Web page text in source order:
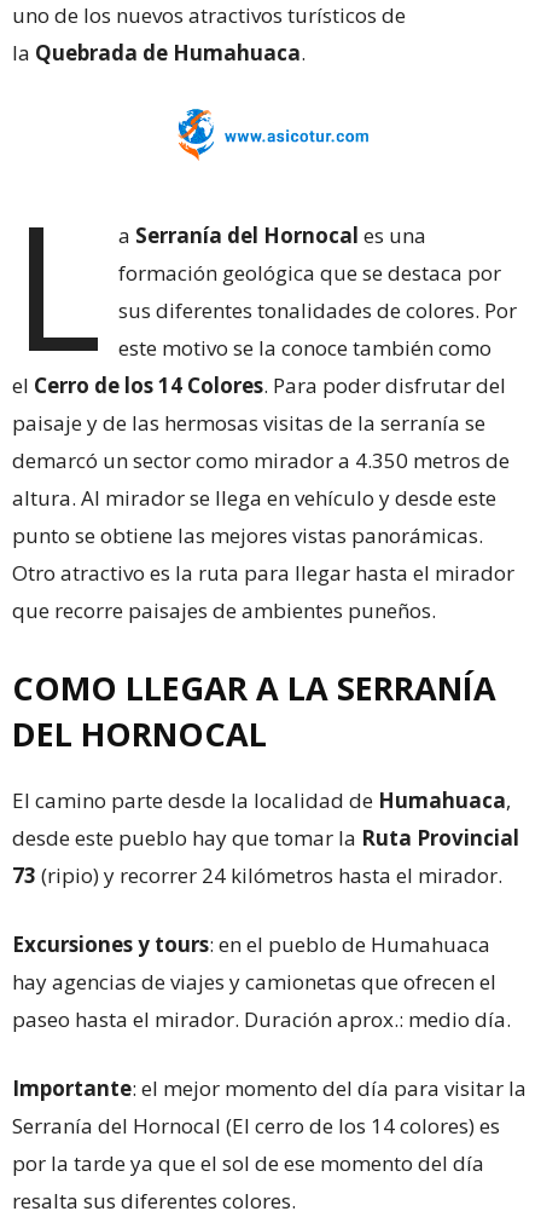
uno de los nuevos atractivos turísticos de
la Quebrada de Humahuaca.
L a Serranía del Hornocal es una
formación geológica que se destaca por
sus diferentes tonalidades de colores. Por
este motivo se la conoce también como
el Cerro de los 14 Colores. Para poder disfrutar del
paisaje y de las hermosas visitas de la serranía se
demarcó un sector como mirador a 4.350 metros de
altura. Al mirador se llega en vehículo y desde este
punto se obtiene las mejores vistas panorámicas.
Otro atractivo es la ruta para llegar hasta el mirador
que recorre paisajes de ambientes puneños.
COMO LLEGAR A LA SERRANÍA
DEL HORNOCAL
El camino parte desde la localidad de Humahuaca,
desde este pueblo hay que tomar la Ruta Provincial
73 (ripio) y recorrer 24 kilómetros hasta el mirador.
Excursiones y tours: en el pueblo de Humahuaca
hay agencias de viajes y camionetas que ofrecen el
paseo hasta el mirador. Duración aprox.: medio día.
Importante: el mejor momento del día para visitar la
Serranía del Hornocal (El cerro de los 14 colores) es
por la tarde ya que el sol de ese momento del día
resalta sus diferentes colores.